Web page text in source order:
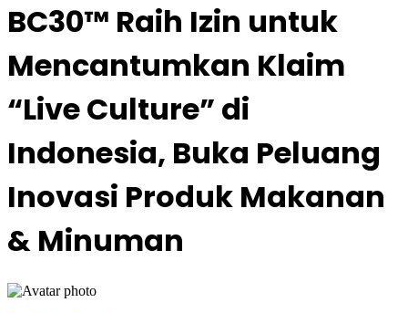
BC30™ Raih Izin untuk
Mencantumkan Klaim
“Live Culture” di
Indonesia, Buka Peluang
Inovasi Produk Makanan
& Minuman